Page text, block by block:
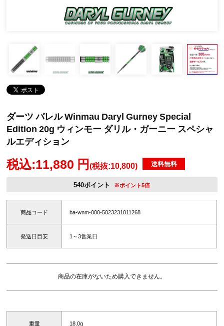
ダーツ バレル Winmau Daryl Gurney Special
Edition 20g ウィンモー ダリル・ガーニー スペシャ
ルエディション
税込:11,880 円(税抜:10,800) 送料無料
540ポイント ※ポイント5倍
商品コード ba-wnm-000-5023231011268
発送日目安 1～3営業日
商品の在庫がないため購入できません。
重量 18.0g